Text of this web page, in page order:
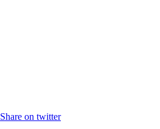
Share on twitter